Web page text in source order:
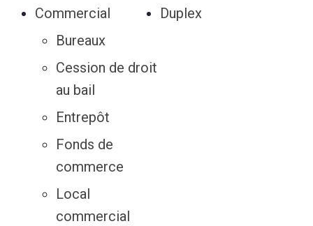
Commercial
Bureaux
Cession de droit
au bail
Entrepôt
Fonds de
commerce
Local
commercial
Duplex